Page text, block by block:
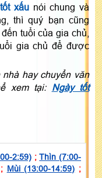
xấu nói chung và
thì quý bạn cũng
tuổi của gia chủ,
gia chủ để được
hay chuyển văn
xem tại: Ngày tốt
2:59);Thìn (7:00-
; Mùi (13:00-14:59) ;